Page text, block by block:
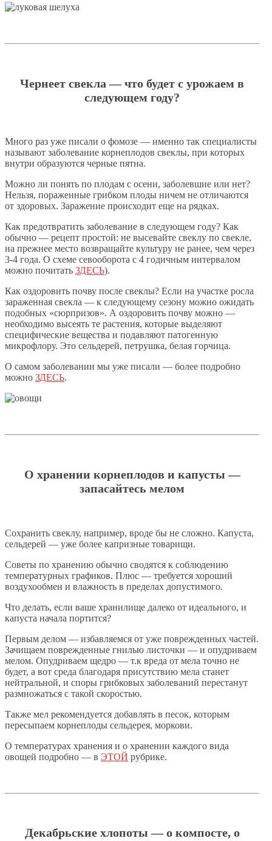
Чернеет свекла — что будет с урожаем в
следующем году?
Много раз уже писали о фомозе — именно так специалисты
называют заболевание корнеплодов свеклы, при которых
внутри образуются черные пятна.
Можно ли понять по плодам с осени, заболевшие или нет?
Нельзя, пораженные грибком плоды ничем не отличаются
от здоровых. Заражение происходит еще на рядках.
Как предотвратить заболевание в следующем году? Как
обычно — рецепт простой: не высевайте свеклу по свекле,
на прежнее место возвращайте культуру не ранее, чем через
3-4 года. О схеме севооборота с 4 годичным интервалом
можно почитать ЗДЕСЬ).
Как оздоровить почву после свеклы? Если на участке росла
зараженная свекла — к следующему сезону можно ожидать
подобных «сюрпризов». А оздоровить почву можно —
необходимо высеять те растения, которые выделяют
специфические вещества и подавляют патогенную
микрофлору. Это сельдерей, петрушка, белая горчица.
О самом заболевании мы уже писали — более подробно
можно ЗДЕСЬ.
О хранении корнеплодов и капусты —
запасайтесь мелом
Сохранить свеклу, например, вроде бы не сложно. Капуста,
сельдерей — уже более капризные товарищи.
Советы по хранению обычно сводятся к соблюдению
температурных графиков. Плюс — требуется хороший
воздухообмен и влажность в пределах допустимого.
Что делать, если ваше хранилище далеко от идеального, и
капуста начала портится?
Первым делом — избавляемся от уже поврежденных частей.
Зачищаем поврежденные гнилью листочки — и опудриваем
мелом. Опудриваем щедро — т.к вреда от мела точно не
будет, а вот среда благодаря присутствию мела станет
нейтральной, и споры грибковых заболеваний перестанут
размножаться с такой скоростью.
Также мел рекомендуется добавлять в песок, которым
пересыпаем корнеплоды сельдерея, моркови.
О температурах хранения и о хранении каждого вида
овощей подробно — в ЭТОЙ рубрике.
Декабрьские хлопоты — о компосте, о